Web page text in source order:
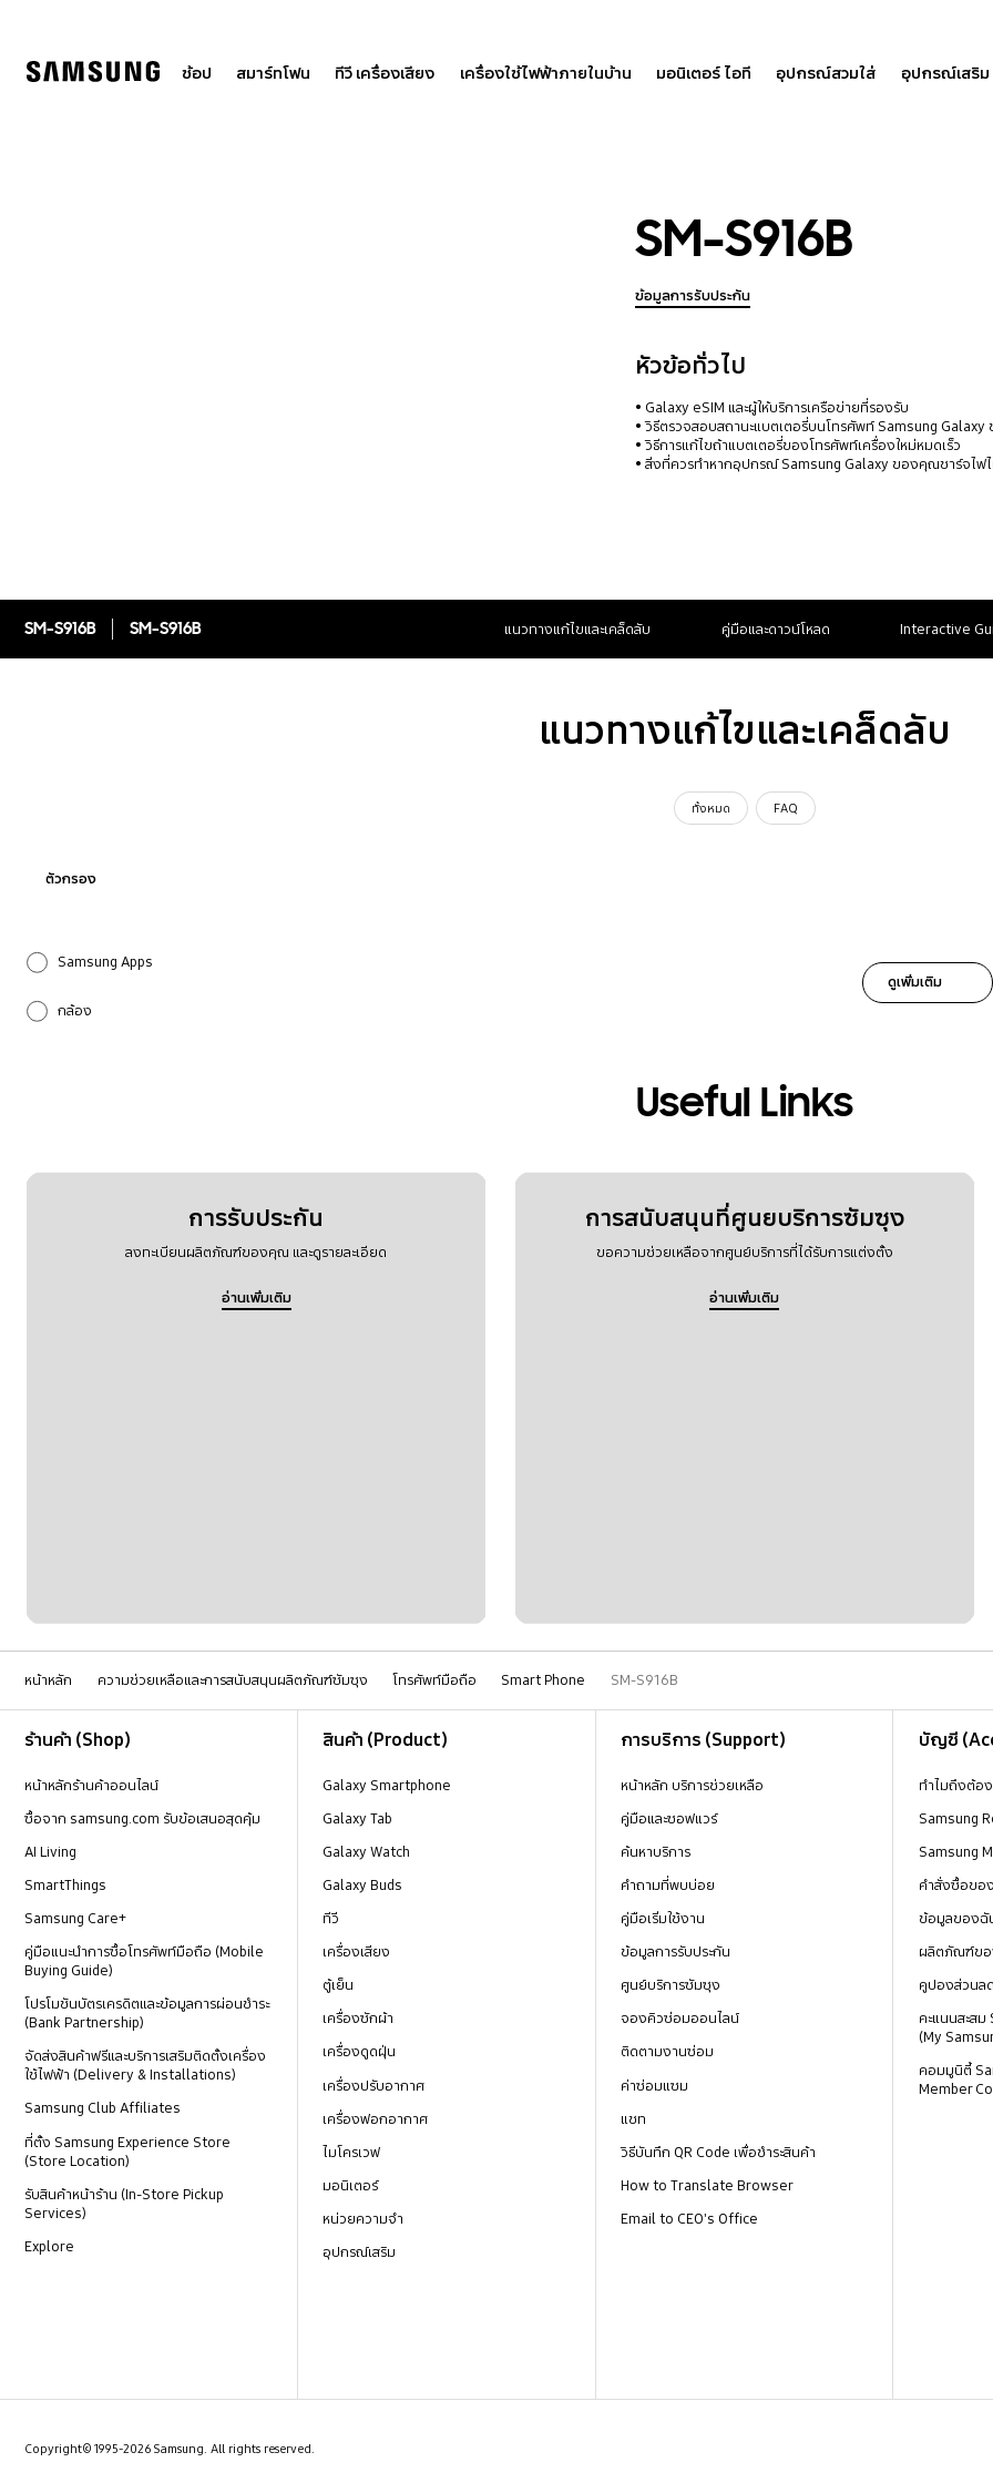
ช้อป สมาร์ทโฟน ทีวี เครื่องเสียง เครื่องใช้ไฟฟ้าภายในบ้าน มอนิเตอร์ ไอที อุปกรณ์สวมใส่ อุปกรณ์เสริม
SM-S916B
ข้อมูลการรับประกัน
หัวข้อทั่วไป
Galaxy eSIM และผู้ให้บริการเครือข่ายที่รองรับ
วิธีตรวจสอบสถานะแบตเตอรี่บนโทรศัพท์ Samsung
วิธีการแก้ไขถ้าแบตเตอรี่ของโทรศัพท์เครื่องใหม่หมดเร็ว
สิ่งที่ควรทำหากอุปกรณ์ Samsung Galaxy ของคุณชาร์จไฟไ
SM-S916B SM-S916B แนวทางแก้ไขและเคล็ดลับ คู่มือและดาวน์โหลด Interactive
แนวทางแก้ไขและเคล็ดลับ
ทั้งหมด FAQ
ตัวกรอง
Samsung Apps
กล้อง
ดูเพิ่มเติม
Useful Links
การรับประกัน
ลงทะเบียนผลิตภัณฑ์ของคุณ และดูรายละเอียด
อ่านเพิ่มเติม
การสนับสนุนที่ศูนยบริการซัมซุง
ขอความช่วยเหลือจากศูนย์บริการที่ได้รับการแต่งตั้ง
อ่านเพิ่มเติม
หน้าหลัก ความช่วยเหลือและการสนับสนุนผลิตภัณฑ์ซัมซุง โทรศัพท์มือถือ Smart Phone SM-S916B
ร้านค้า (Shop)
หน้าหลักร้านค้าออนไลน์
ซื้อจาก samsung.com รับข้อเสนอสุดคุ้ม
AI Living
SmartThings
Samsung Care+
คู่มือแนะนำการซื้อโทรศัพท์มือถือ (Mobile
Buying Guide)
โปรโมชันบัตรเครดิตและข้อมูลการผ่อนชำระ
(Bank Partnership)
จัดส่งสินค้าฟรีและบริการเสริมติดตั้งเครื่อง
ใช้ไฟฟ้า (Delivery & Installations)
Samsung Club Affiliates
ที่ตั้ง Samsung Experience Store
(Store Location)
รับสินค้าหน้าร้าน (In-Store Pickup
Services)
Explore
สินค้า (Product)
Galaxy Smartphone
Galaxy Tab
Galaxy Watch
Galaxy Buds
ทีวี
เครื่องเสียง
ตู้เย็น
เครื่องซักผ้า
เครื่องดูดฝุ่น
เครื่องปรับอากาศ
เครื่องฟอกอากาศ
ไมโครเวฟ
มอนิเตอร์
หน่วยความจำ
อุปกรณ์เสริม
การบริการ (Support)
หน้าหลัก บริการช่วยเหลือ
คู่มือและซอฟแวร์
ค้นหาบริการ
คำถามที่พบบ่อย
คู่มือเริ่มใช้งาน
ข้อมูลการรับประกัน
ศูนย์บริการซัมซุง
จองคิวซ่อมออนไลน์
ติดตามงานซ่อม
ค่าซ่อมแซม
แชท
วิธีบันทึก QR Code เพื่อชำระสินค้า
How to Translate Browser
Email to CEO's Office
บัญชี
ทำไมถึงต้อ
Samsung
Samsung
คำสั่งซื้อขอ
ข้อมูลของฉั
ผลิตภัณฑ์ขอ
คูปองส่วนล
คะแนนสะส
(My
คอมมูนิตี้
Member
Copyright© 1995-2026 Samsung. All rights reserved.